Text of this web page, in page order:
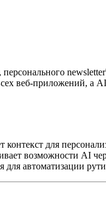
веб-приложений, а
для
возможности AI
автоматизации